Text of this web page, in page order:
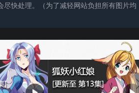
快处理。（为了减轻网站负担所有图片均